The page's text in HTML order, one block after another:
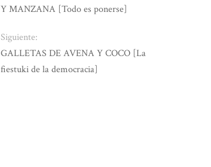
Y MANZANA [Todo es ponerse]
Siguiente:
GALLETAS DE AVENA Y COCO [La
fiestuki de la democracia]